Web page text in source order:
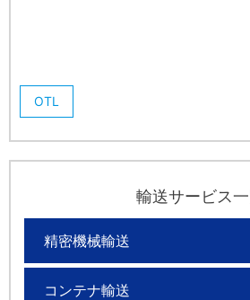
OTL
輸送サービス
精密機械輸送
コンテナ輸送